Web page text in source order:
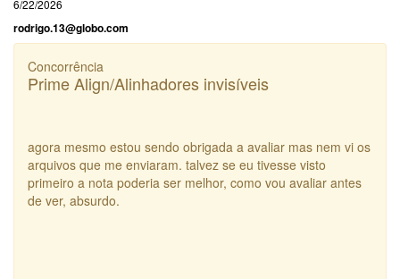
6/22/2026
rodrigo.13@globo.com
Concorrência
Prime Align/Alinhadores invisíveis
agora mesmo estou sendo obrigada a avaliar mas nem vi os
arquivos que me enviaram. talvez se eu tivesse visto
primeiro a nota poderia ser melhor, como vou avaliar antes
de ver, absurdo.